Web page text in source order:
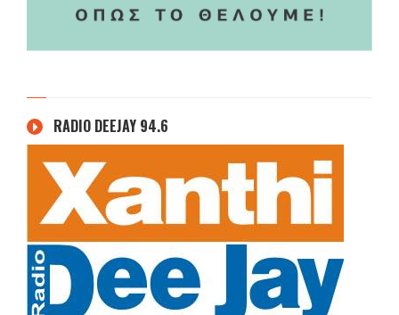
RADIO DEEJAY 94.6